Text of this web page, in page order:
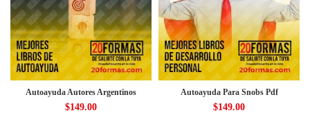
Autoayuda Autores Argentinos
$149.00
Autoayuda Para Snobs Pdf
$149.00